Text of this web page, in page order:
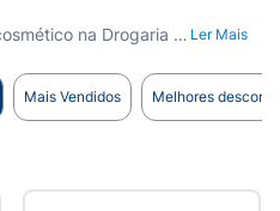
Compre Protetor Solar Dermocosmético na Drogaria Araujo. Proteção eficaz contra os danos causados pelo sol. Entrega para todo o Brasil. Ler Mais
Mais Vendidos Melhores